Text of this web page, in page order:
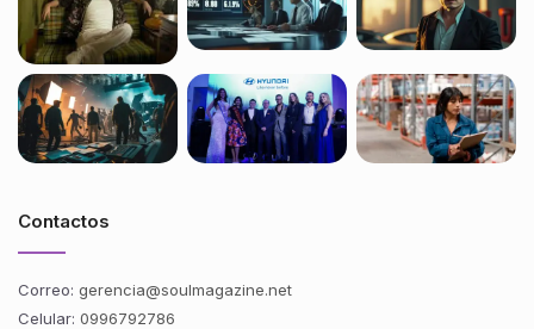
Contactos
Correo: gerencia@soulmagazine.net
Celular: 0996792786